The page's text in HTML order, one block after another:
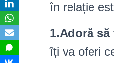
în relație
1.Adoră
îți va oferi